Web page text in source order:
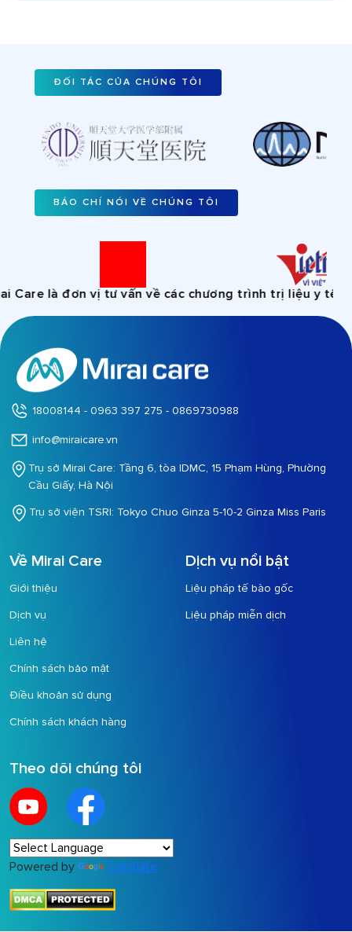
ĐỐI TÁC CỦA CHÚNG TÔI
BÁO CHÍ NÓI VỀ CHÚNG TÔI
là đơn vị tư vấn về các chương trình trị liệu y tế,
18008144 - 0963 397 275 - 0869730988
info@miraicare.vn
Trụ sở Mirai Care: Tầng 6, tòa IDMC, 15 Phạm Hùng, Phường
Cầu Giấy, Hà Nội
Trụ sở viện TSRI: Tokyo Chuo Ginza 5-10-2 Ginza Miss Paris
Về Mirai Care
Giới thiệu
Dịch vụ
Liên hệ
Chính sách bảo mật
Điều khoản sử dụng
Chính sách khách hàng
Dịch vụ nổi bật
Liệu pháp tế bào gốc
Liệu pháp miễn dịch
Theo dõi chúng tôi
Powered by Translate